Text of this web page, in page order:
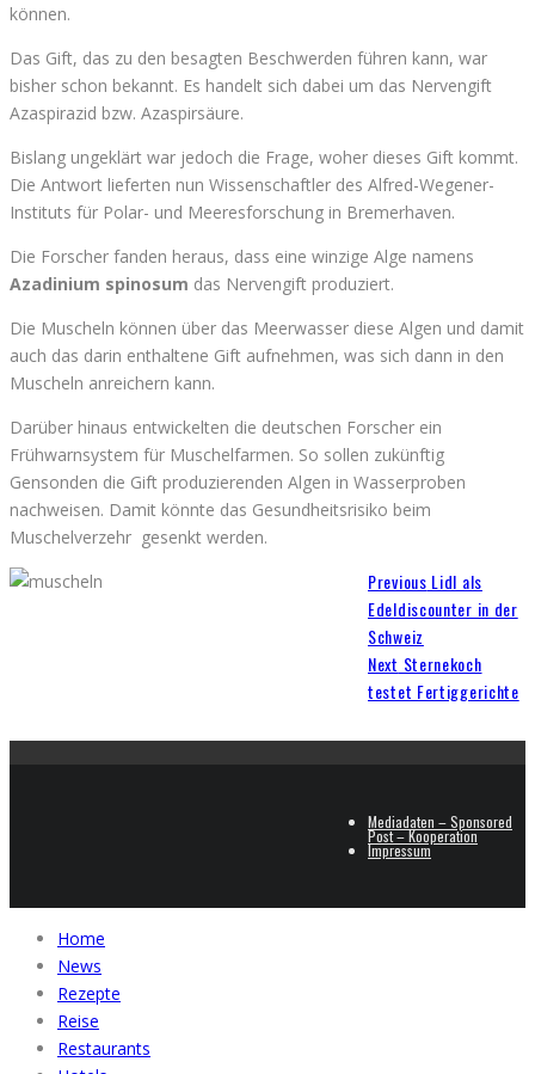
können.
Das Gift, das zu den besagten Beschwerden führen kann, war
bisher schon bekannt. Es handelt sich dabei um das Nervengift
Azaspirazid bzw. Azaspirsäure.
Bislang ungeklärt war jedoch die Frage, woher dieses Gift kommt.
Die Antwort lieferten nun Wissenschaftler des Alfred-Wegener-
Instituts für Polar- und Meeresforschung in Bremerhaven.
Die Forscher fanden heraus, dass eine winzige Alge namens
Azadinium spinosum das Nervengift produziert.
Die Muscheln können über das Meerwasser diese Algen und damit
auch das darin enthaltene Gift aufnehmen, was sich dann in den
Muscheln anreichern kann.
Darüber hinaus entwickelten die deutschen Forscher ein
Frühwarnsystem für Muschelfarmen. So sollen zukünftig
Gensonden die Gift produzierenden Algen in Wasserproben
nachweisen. Damit könnte das Gesundheitsrisiko beim
Muschelverzehr gesenkt werden.
Previous Lidl als
Edeldiscounter in der
Schweiz
Next Sternekoch
testet Fertiggerichte
Mediadaten – Sponsored
Post – Kooperation
Impressum
Home
News
Rezepte
Reise
Restaurants